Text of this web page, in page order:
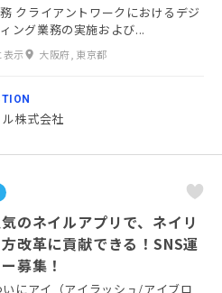
クライアントワークにおけるデジ
ング業務の実施および...
表示 大阪府, 東京都
株式会社
のネイルアプリで、ネイリ
改革に貢献できる！SNS運
募集！
にアイ（アイラッシュ/アイブロ